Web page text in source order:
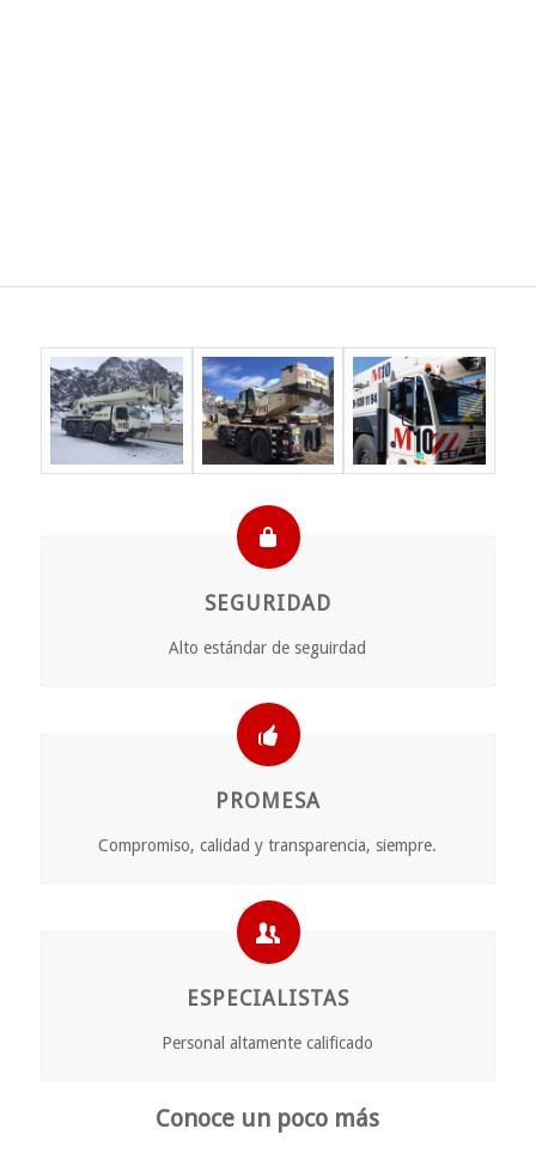
SEGURIDAD
Alto estándar de seguirdad
PROMESA
Compromiso, calidad y transparencia, siempre.
ESPECIALISTAS
Personal altamente calificado
Conoce un poco más